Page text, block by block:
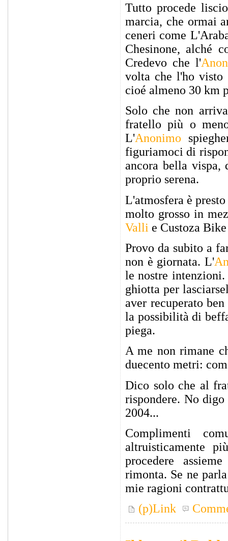
Tutto procede
marcia, che ormai
ceneri come
Chesinone, alché
Credevo che l'
volta che l'ho visto
cioé almeno 30 km
Solo che non
fratello più o
L'Anonimo
figuriamoci di
ancora bella vispa,
proprio serena.
L'atmosfera è
molto grosso in
Valli e Custoza
Provo da subito a
non è giornata. L'
le nostre intenzioni.
ghiotta per
aver recuperato
la possibilità di
piega.
A me non rimane
duecento metri:
Dico solo che al
rispondere. No
2004...
Complimenti
altruisticamente
procedere
rimonta. Se ne
mie ragioni
(p)Link